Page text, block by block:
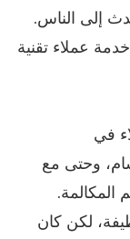
إلى الناس.
عملاء تقنية
في
وحتى مع
المكالمة.
لكن كان